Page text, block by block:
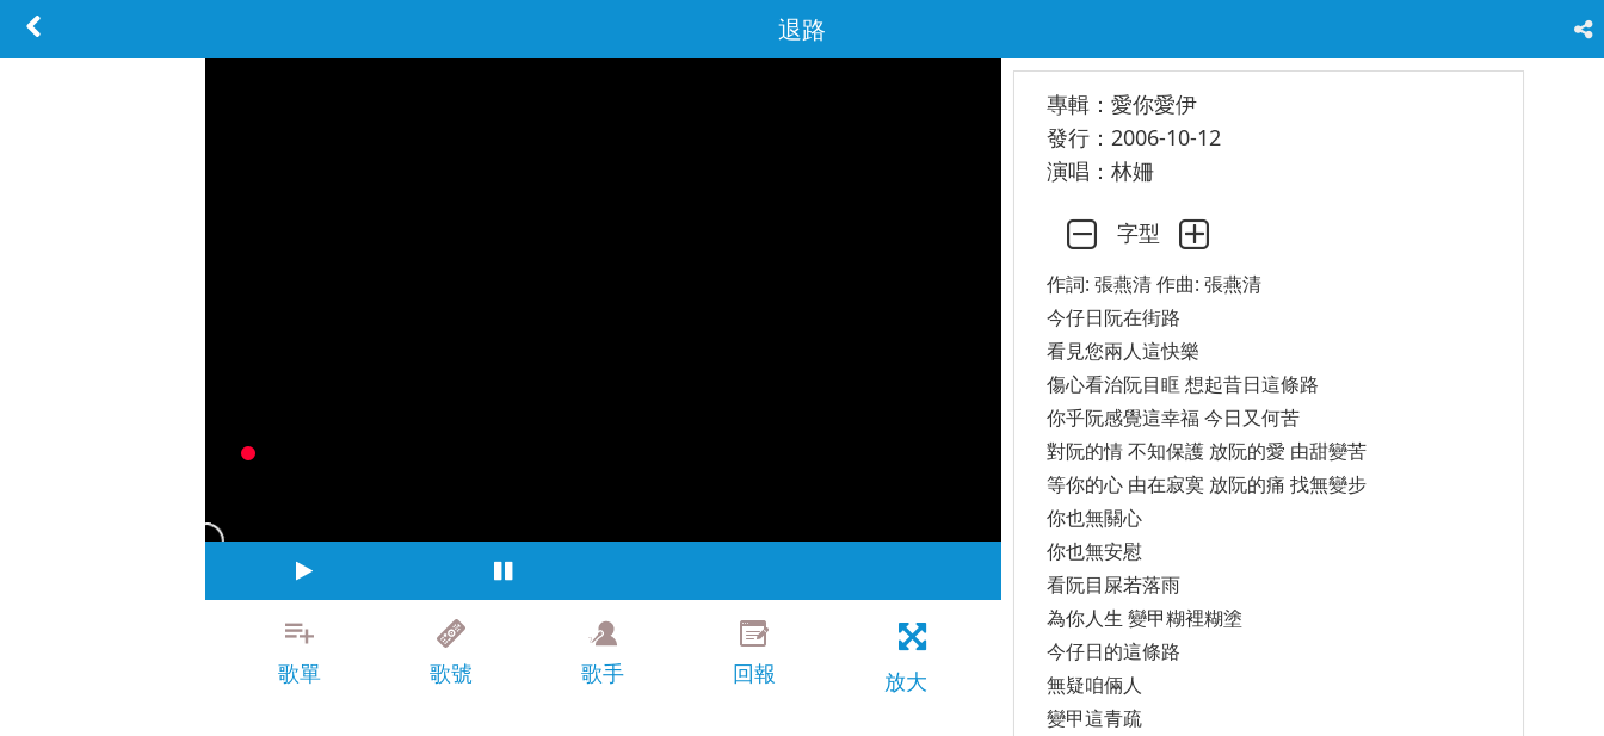
退路
歌單 歌號 歌手 回報 放大
專輯：愛你愛伊
發行：2006-10-12
演唱：林姍
字型
作詞: 張燕清 作曲: 張燕清
今仔日阮在街路
看見您兩人這快樂
傷心看治阮目眶 想起昔日這條路
你乎阮感覺這幸福 今日又何苦
對阮的情 不知保護 放阮的愛 由甜變苦
等你的心 由在寂寞 放阮的痛 找無變步
你也無關心
你也無安慰
看阮目屎若落雨
為你人生 變甲糊裡糊塗
今仔日的這條路
無疑咱倆人
變甲這青疏